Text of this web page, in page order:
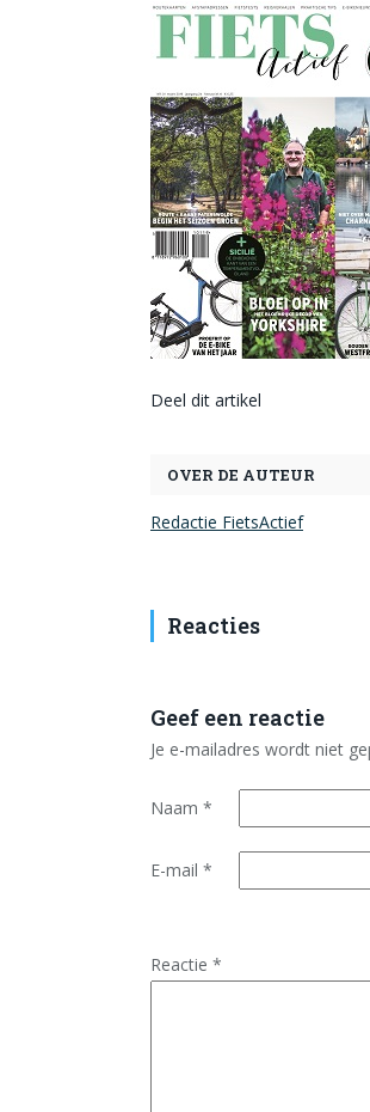
Deel dit artikel
OVER DE AUTEUR
Redactie FietsActief
Reacties
Geef een reactie
Je e-mailadres wordt niet
Naam *
E-mail *
Reactie *